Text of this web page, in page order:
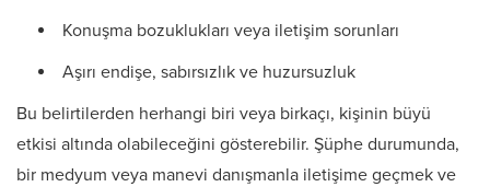
Konuşma bozuklukları veya iletişim sorunları
Aşırı endişe, sabırsızlık ve huzursuzluk
Bu belirtilerden herhangi biri veya birkaçı, kişinin büyü
etkisi altında olabileceğini gösterebilir. Şüphe durumunda,
bir medyum veya manevi danışmanla iletişime geçmek ve